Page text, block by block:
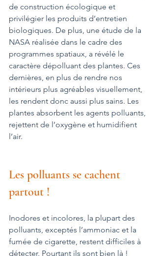
de construction écologique et
privilégier les produits d’entretien
biologiques. De plus, une étude de la
NASA réalisée dans le cadre des
programmes spatiaux, a révélé le
caractère dépolluant des plantes. Ces
dernières, en plus de rendre nos
intérieurs plus agréables visuellement,
les rendent donc aussi plus sains. Les
plantes absorbent les agents polluants,
rejettent de l’oxygène et humidifient
l’air.
Les polluants se cachent
partout !
Inodores et incolores, la plupart des
polluants, exceptés l’ammoniac et la
fumée de cigarette, restent difficiles à
détecter. Pourtant ils sont bien là !